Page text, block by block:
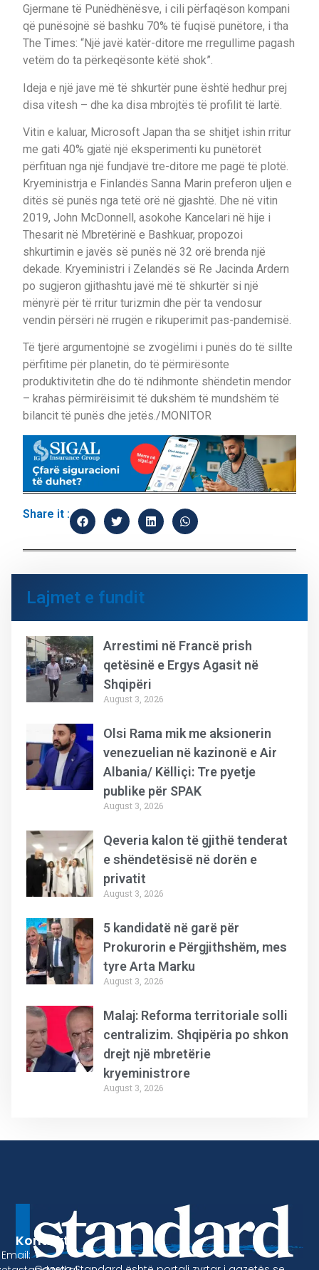
Gjermane të Punëdhënësve, i cili përfaqëson kompani
që punësojnë së bashku 70% të fuqisë punëtore, i tha
The Times: “Një javë katër-ditore me rregullime pagash
vetëm do ta përkeqësonte këtë shok”.
Ideja e një jave më të shkurtër pune është hedhur prej
disa vitesh – dhe ka disa mbrojtës të profilit të lartë.
Vitin e kaluar, Microsoft Japan tha se shitjet ishin rritur
me gati 40% gjatë një eksperimenti ku punëtorët
përfituan nga një fundjavë tre-ditore me pagë të plotë.
Kryeministrja e Finlandës Sanna Marin preferon uljen e
ditës së punës nga tetë orë në gjashtë. Dhe në vitin
2019, John McDonnell, asokohe Kancelari në hije i
Thesarit në Mbretërinë e Bashkuar, propozoi
shkurtimin e javës së punës në 32 orë brenda një
dekade. Kryeministri i Zelandës së Re Jacinda Ardern
po sugjeron gjithashtu javë më të shkurtër si një
mënyrë për të rritur turizmin dhe për ta vendosur
vendin përsëri në rrugën e rikuperimit pas-pandemisë.
Të tjerë argumentojnë se zvogëlimi i punës do të sillte
përfitime për planetin, do të përmirësonte
produktivitetin dhe do të ndihmonte shëndetin mendor
– krahas përmirëisimit të dukshëm të mundshëm të
bilancit të punës dhe jetës./MONITOR
Share it :
Lajmet e fundit
Arrestimi në Francë prish
qetësinë e Ergys Agasit në
Shqipëri
August 3, 2026
Olsi Rama mik me aksionerin
venezuelian në kazinonë e Air
Albania/ Këlliçi: Tre pyetje
publike për SPAK
August 3, 2026
Qeveria kalon të gjithë tenderat
e shëndetësisë në dorën e
privatit
August 3, 2026
5 kandidatë në garë për
Prokurorin e Përgjithshëm, mes
tyre Arta Marku
August 3, 2026
Malaj: Reforma territoriale solli
centralizim. Shqipëria po shkon
drejt një mbretërie
kryeministrore
August 3, 2026
Kontakt
Email: